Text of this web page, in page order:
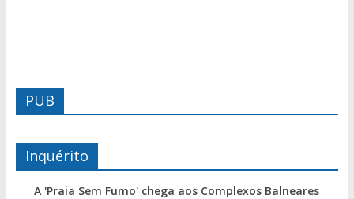
PUB
Inquérito
A 'Praia Sem Fumo' chega aos Complexos Balneares